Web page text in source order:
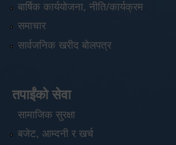
बार्षिक कार्ययोजना, नीति/कार्यक्रम
समाचार
सार्वजनिक खरीद बोलपत्र
तपाईंको सेवा
सामाजिक सुरक्षा
बजेट, आम्दनी र खर्च